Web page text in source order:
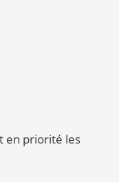
en priorité les